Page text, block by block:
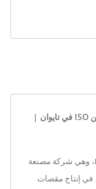
مقصات الشعر المزورة | شركة تصنيع مقصات معتمدة من ISO في تايوان |
تأسست في عام 1978، Eversharp Pro Company (ESP)، وهي شركة مصنعة
تتخصص في إنتاج مقصات